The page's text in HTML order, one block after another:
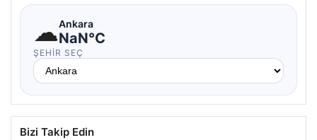
☁Ankara
NaN°C
ŞEHIR SEÇ
Bizi Takip Edin